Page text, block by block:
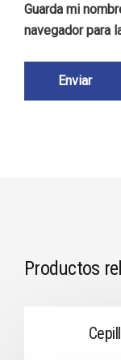
Guarda mi
navegador para
Productos